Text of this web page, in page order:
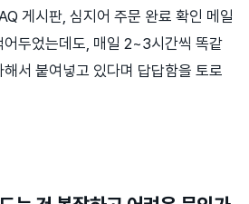
게시판, 심지어 주문 완료 확인 메일
두었는데도, 매일 2~3시간씩 똑같
서 붙여넣고 있다며 답답함을 토로